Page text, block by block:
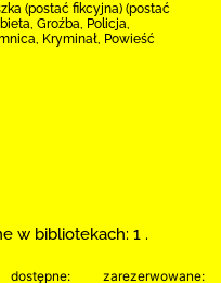
(postać fikcyjna) (postać
Groźba, Policja,
Kryminał, Powieść
w bibliotekach: 1 .
dostępne: zarezerwowane: